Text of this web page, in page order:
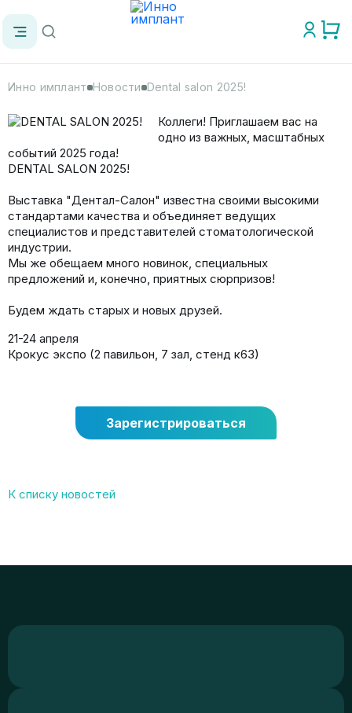
Инно имплант Новости Dental salon 2025!
Коллеги! Приглашаем вас на
одно из важных, масштабных
событий 2025 года!
DENTAL SALON 2025!
Выставка "Дентал-Салон" известна своими высокими
стандартами качества и объединяет ведущих
специалистов и представителей стоматологической
индустрии.
Мы же обещаем много новинок, специальных
предложений и, конечно, приятных сюрпризов!
Будем ждать старых и новых друзей.
21-24 апреля
Крокус экспо (2 павильон, 7 зал, стенд к63)
Зарегистрироваться
К списку новостей